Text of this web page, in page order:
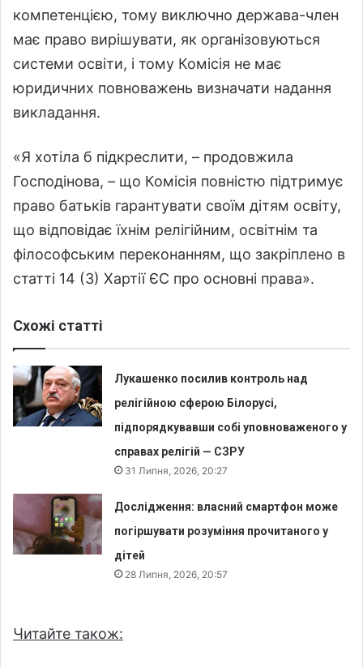
компетенцією, тому виключно держава-член
має право вирішувати, як організовуються
системи освіти, і тому Комісія не має
юридичних повноважень визначати надання
викладання.
«Я хотіла б підкреслити, – продовжила
Господінова, – що Комісія повністю підтримує
право батьків гарантувати своїм дітям освіту,
що відповідає їхнім релігійним, освітнім та
філософським переконанням, що закріплено в
статті 14 (3) Хартії ЄС про основні права».
Схожі статті
Лукашенко посилив контроль над
релігійною сферою Білорусі,
підпорядкувавши собі уповноваженого у
справах релігій — СЗРУ
31 Липня, 2026, 20:27
Дослідження: власний смартфон може
погіршувати розуміння прочитаного у
дітей
28 Липня, 2026, 20:57
Читайте також: